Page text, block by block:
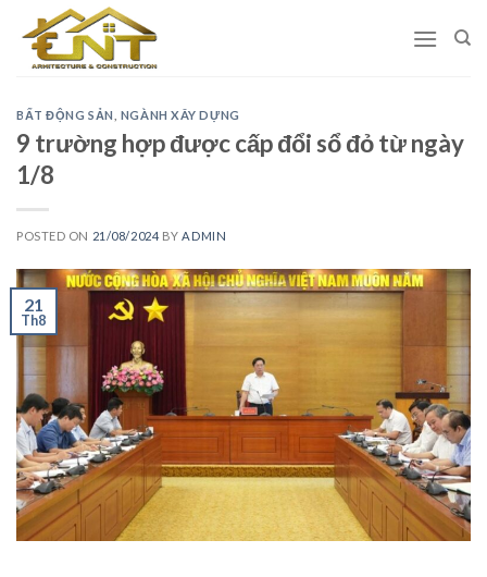
content
BẤT ĐỘNG SẢN NGÀNH XÂY DỰNG
9 trường hợp được cấp đổi sổ đỏ từ ngày
1/8
POSTED ON 21/08/2024 BY ADMIN
21
Th8